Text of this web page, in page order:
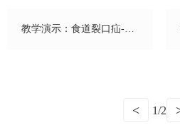
教学演示：食道裂口疝-生
< 1/2